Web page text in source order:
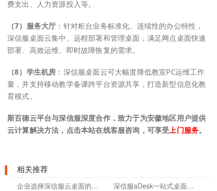
费支出、人力资源投入等。
（7）服务大厅 ：针对柜台业务标准化、连续性的办公特性，
深信服桌面云集中、远程部署和管理桌面，满足网点桌面快速
部署、高效运维、即时故障恢复的需求。
（8）学生机房 ：深信服桌面云可大幅度降低教室PC运维工作
量，并支持移动教学备课跨平台资源共享，打造新型信息化教
育模式。
斯百德云平台与深信服深度合作，致力于为安徽地区用户提供
云计算解决方法，点击本站在线客服咨询，可享受上门服务。
相关推荐
企业选择深信服云桌面的原因是什么？
深信服aDesk一站式桌面云方案的作用